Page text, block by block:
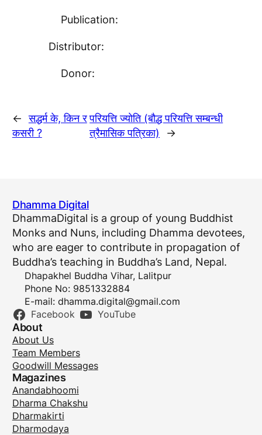
Publication:
Distributor:
Donor:
←
सद्धर्म के, किन र
कसरी ?
परियत्ति ज्याेति (बाैद्ध परियत्ति सम्बन्धी
त्रैमासिक पत्रिका)
→
Dhamma Digital
DhammaDigital is a group of young Buddhist
Monks and Nuns, including Dhamma devotees,
who are eager to contribute in propagation of
Buddha’s teaching in Buddha’s Land, Nepal.
Dhapakhel Buddha Vihar, Lalitpur
Phone No: 9851332884
E-mail: dhamma.digital@gmail.com
Facebook YouTube
About
About Us
Team Members
Goodwill Messages
Magazines
Anandabhoomi
Dharma Chakshu
Dharmakirti
Dharmodaya